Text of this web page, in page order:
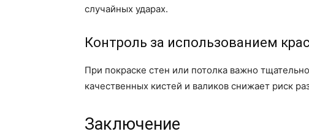
случайных ударах.
Контроль за использованием
При покраске стен или потолка важно
качественных кистей и валиков снижает риск
Заключение